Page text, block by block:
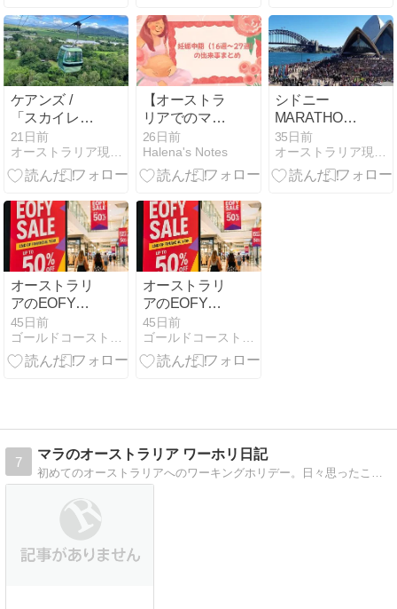
アート
ケアンズ /
「スカイレー
ル」、アップ
グレード工事
の日程につい
21日前
【オーストラ
リアでのマタ
ニティライ
フ】妊娠中期
（１６週〜２
26日前
Halena's Notes
シドニー
MARATHON 8
月30日
35日前
オーストラリ
アのEOFY
Saleとは？ゴ
ールドコース
トでお得に買
45日前
オーストラリ
アのEOFY
Saleとは？ゴ
ールドコース
トでお得に買
45日前
7
マラのオーストラリア ワーホリ日記